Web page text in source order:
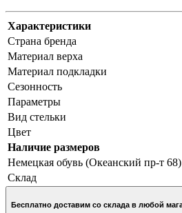
Характеристики
Страна бренда
Материал верха
Материал подкладки
Сезонность
Параметры
Вид стельки
Цвет
Наличие размеров
Немецкая обувь (Океанский пр-т 68)
Склад